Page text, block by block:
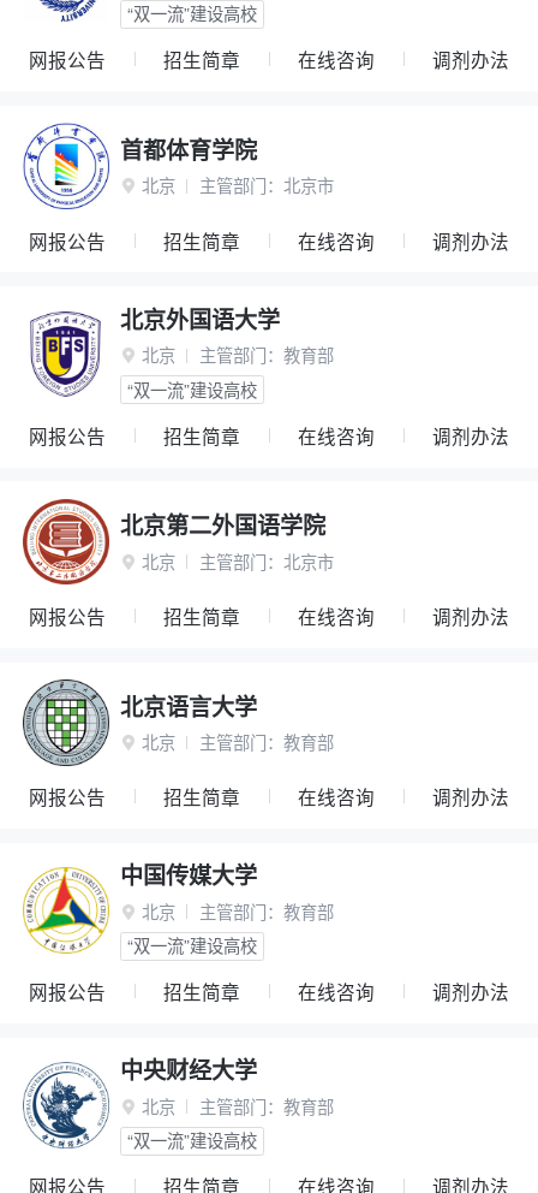
“双一流”建设高校
网报公告 招生简章 在线咨询 调剂办法
首都体育学院
 北京 主管部门： 北京市
网报公告 招生简章 在线咨询 调剂办法
北京外国语大学
 北京 主管部门： 教育部
“双一流”建设高校
网报公告 招生简章 在线咨询 调剂办法
北京第二外国语学院
 北京 主管部门： 北京市
网报公告 招生简章 在线咨询 调剂办法
北京语言大学
 北京 主管部门： 教育部
网报公告 招生简章 在线咨询 调剂办法
中国传媒大学
 北京 主管部门： 教育部
“双一流”建设高校
网报公告 招生简章 在线咨询 调剂办法
中央财经大学
 北京 主管部门： 教育部
“双一流”建设高校
网报公告 招生简章 在线咨询 调剂办法